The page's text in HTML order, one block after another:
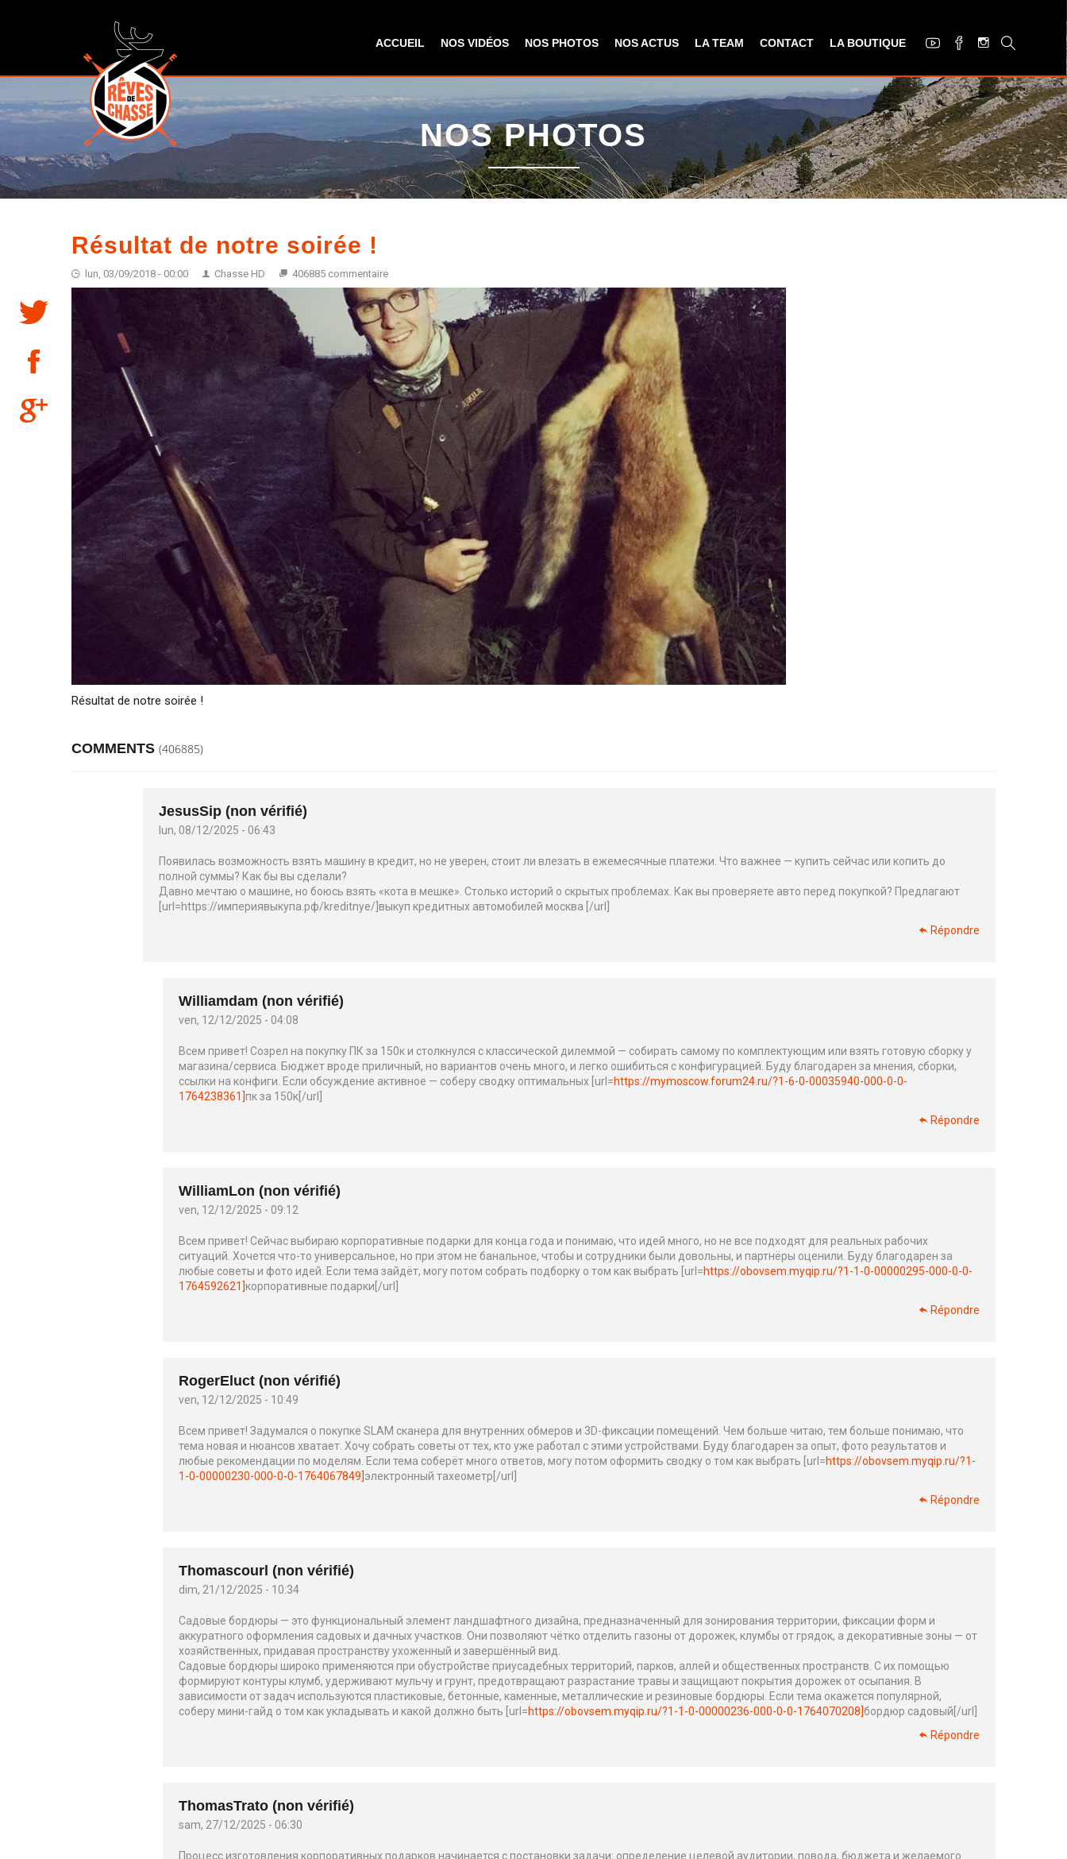
principal
ACCUEIL NOS VIDÉOS NOS PHOTOS NOS ACTUS LA TEAM CONTACT LA BOUTIQUE
NOS PHOTOS
Résultat de notre soirée !
lun, 03/09/2018 - 00:00 Chasse HD 406885 commentaire
Résultat de notre soirée !
COMMENTS (406885)
JesusSip (non vérifié)
lun, 08/12/2025 - 06:43
Появилась возможность взять машину в кредит, но не уверен, стоит ли влезать в ежемесячные платежи. Что важнее — купить сейчас или копить до
полной суммы? Как бы вы сделали?
Давно мечтаю о машине, но боюсь взять «котa в мешке». Столько историй о скрытых проблемах. Как вы проверяете авто перед покупкой? Предлагают
[url=https://империявыкупа.рф/kreditnye/]выкуп кредитных автомобилей москва [/url]
Répondre
Williamdam (non vérifié)
ven, 12/12/2025 - 04:08
Всем привет! Созрел на покупку ПК за 150к и столкнулся с классической дилеммой — собирать самому по комплектующим или взять готовую сборку у
магазина/сервиса. Бюджет вроде приличный, но вариантов очень много, и легко ошибиться с конфигурацией. Буду благодарен за мнения, сборки,
ссылки на конфиги. Если обсуждение активное — соберу сводку оптимальных [url=https://mymoscow.forum24.ru/?1-6-0-00035940-000-0-0-
1764238361]пк за 150к[/url]
Répondre
WilliamLon (non vérifié)
ven, 12/12/2025 - 09:12
Всем привет! Сейчас выбираю корпоративные подарки для конца года и понимаю, что идей много, но не все подходят для реальных рабочих
ситуаций. Хочется что-то универсальное, но при этом не банальное, чтобы и сотрудники были довольны, и партнёры оценили. Буду благодарен за
любые советы и фото идей. Если тема зайдёт, могу потом собрать подборку о том как выбрать [url=https://obovsem.myqip.ru/?1-1-0-00000295-000-0-0-
1764592621]корпоративные подарки[/url]
Répondre
RogerEluct (non vérifié)
ven, 12/12/2025 - 10:49
Всем привет! Задумался о покупке SLAM сканера для внутренних обмеров и 3D-фиксации помещений. Чем больше читаю, тем больше понимаю, что
тема новая и нюансов хватает. Хочу собрать советы от тех, кто уже работал с этими устройствами. Буду благодарен за опыт, фото результатов и
любые рекомендации по моделям. Если тема соберёт много ответов, могу потом оформить сводку о том как выбрать [url=https://obovsem.myqip.ru/?1-
1-0-00000230-000-0-0-1764067849]электронный тахеометр[/url]
Répondre
Thomascourl (non vérifié)
dim, 21/12/2025 - 10:34
Садовые бордюры — это функциональный элемент ландшафтного дизайна, предназначенный для зонирования территории, фиксации форм и
аккуратного оформления садовых и дачных участков. Они позволяют чётко отделить газоны от дорожек, клумбы от грядок, а декоративные зоны — от
хозяйственных, придавая пространству ухоженный и завершённый вид.
Садовые бордюры широко применяются при обустройстве приусадебных территорий, парков, аллей и общественных пространств. С их помощью
формируют контуры клумб, удерживают мульчу и грунт, предотвращают разрастание травы и защищают покрытия дорожек от осыпания. В
зависимости от задач используются пластиковые, бетонные, каменные, металлические и резиновые бордюры. Если тема окажется популярной,
соберу мини-гайд о том как укладывать и какой должно быть [url=https://obovsem.myqip.ru/?1-1-0-00000236-000-0-0-1764070208]бордюр садовый[/url]
Répondre
ThomasTrato (non vérifié)
sam, 27/12/2025 - 06:30
Процесс изготовления корпоративных подарков начинается с постановки задачи: определение целевой аудитории, повода, бюджета и желаемого
×